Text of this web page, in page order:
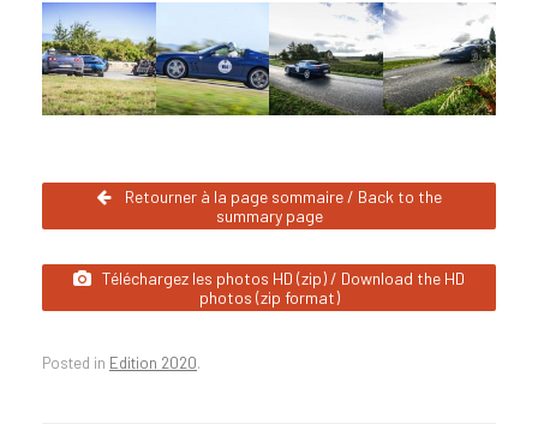
Retourner à la page sommaire / Back to the
summary page
Téléchargez les photos HD (zip) / Download the HD
photos (zip format)
Posted in Edition 2020.